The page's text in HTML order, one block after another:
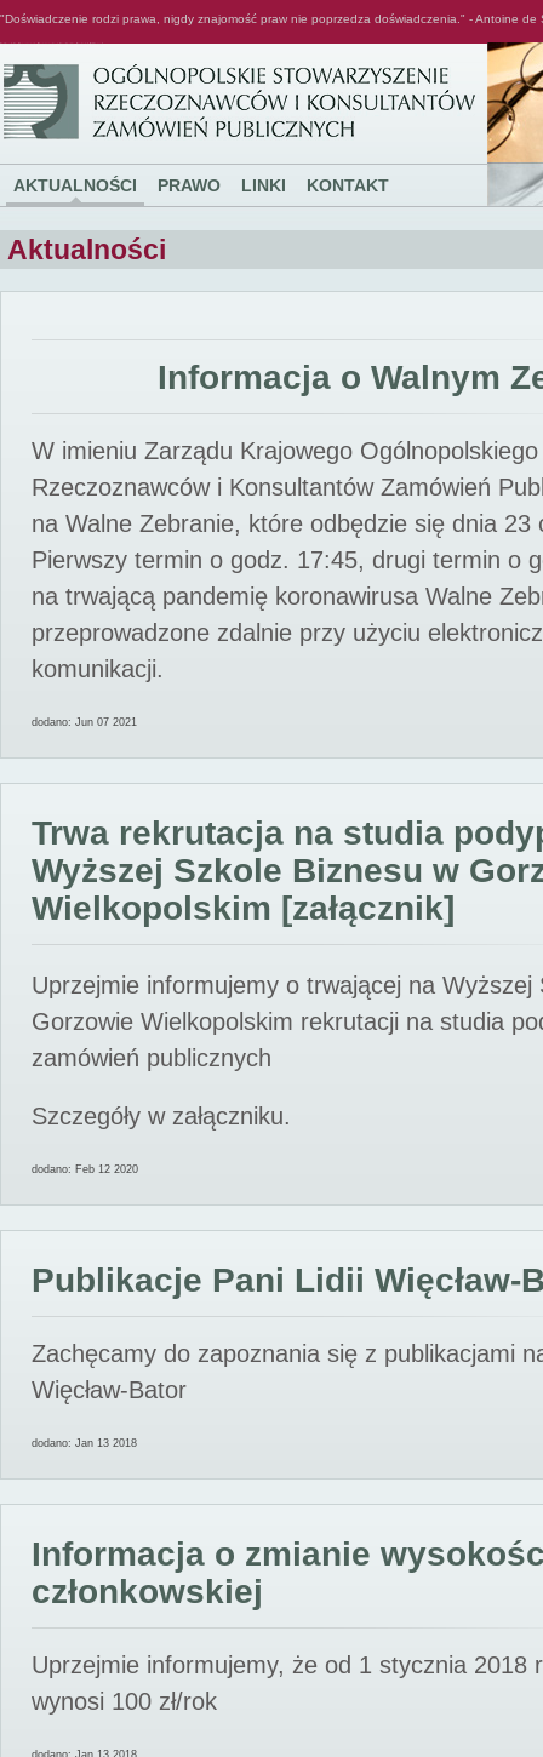
"Doświadczenie rodzi prawa, nigdy znajomość praw nie poprzedza doświadczenia." - Antoine de
AKTUALNOŚCI PRAWO LINKI KONTAKT
Aktualności
Informacja o Walnym
W imieniu Zarządu Krajowego
Rzeczoznawców i Konsultantów Zamówień
na Walne Zebranie, które odbędzie się dnia 23
Pierwszy termin o godz. 17:45, drugi termin o
na trwającą pandemię koronawirusa Walne
przeprowadzone zdalnie przy użyciu
komunikacji.
dodano: Jun 07 2021
Trwa rekrutacja na studia
Wyższej Szkole Biznesu w
Wielkopolskim [załącznik]
Uprzejmie informujemy o trwającej na Wyższej
Gorzowie Wielkopolskim rekrutacji na studia
zamówień publicznych
Szczegóły w załączniku.
dodano: Feb 12 2020
Publikacje Pani Lidii Więcław-
Zachęcamy do zapoznania się z publikacjami
Więcław-Bator
dodano: Jan 13 2018
Informacja o zmianie
członkowskiej
Uprzejmie informujemy, że od 1 stycznia 2018
wynosi 100 zł/rok
dodano: Jan 13 2018